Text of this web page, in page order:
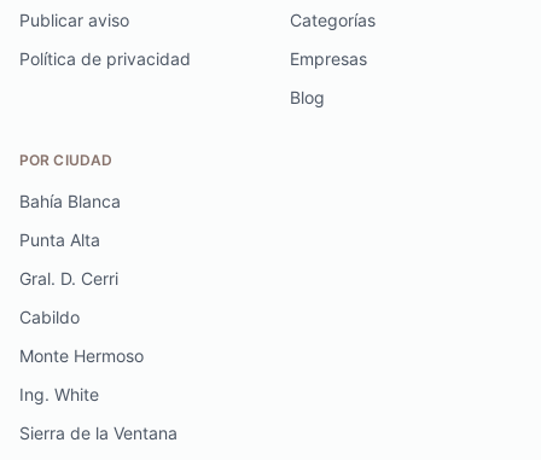
Publicar aviso
Política de privacidad
Categorías
Empresas
Blog
POR CIUDAD
Bahía Blanca
Punta Alta
Gral. D. Cerri
Cabildo
Monte Hermoso
Ing. White
Sierra de la Ventana